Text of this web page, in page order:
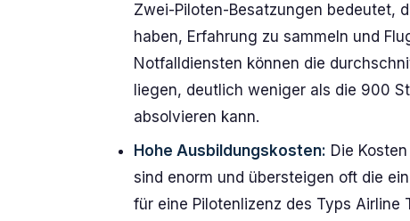
Zwei-Piloten-Besatzungen bedeutet,
haben, Erfahrung zu sammeln und
Notfalldiensten können die
liegen, deutlich weniger als die 900
absolvieren kann.
Hohe Ausbildungskosten: Die
sind enorm und übersteigen oft die
für eine Pilotenlizenz des Typs Airline